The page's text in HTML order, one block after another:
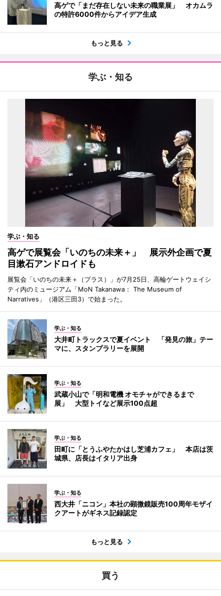
高ゲで「まだ存在しない未来の職業展」 オカムラ
の特許6000件からアイデア生成
もっと見る
学ぶ・知る
学ぶ・知る
高ゲで展覧会「いのちの未来＋」 展示外企画で夏
目漱石アンドロイドも
展覧会「いのちの未来＋（プラス）」が7月25日、高輪ゲートウェイシ
ティ内のミュージアム「MoN Takanawa： The Museum of
Narratives」（港区三田3）で始まった。
学ぶ・知る
大井町トラックスで夏イベント 「発見の旅」テー
マに、スタンプラリーを展開
学ぶ・知る
武蔵小山で「明和電機 オモチャができるまで
展」 大型トイなど展示100点超
学ぶ・知る
田町に「とうふやたかはし芝浦カフェ」 本店は茨
城県、店長はイタリア出身
学ぶ・知る
西大井「ニコン」本社の顕微鏡販売100周年モザイ
クアートがギネス記録認定
もっと見る
買う